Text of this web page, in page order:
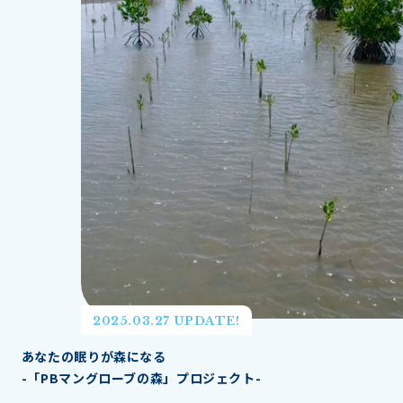
2025.03.27 UPDATE!
あなたの眠りが森になる
-「PBマングローブの森」プロジェクト-